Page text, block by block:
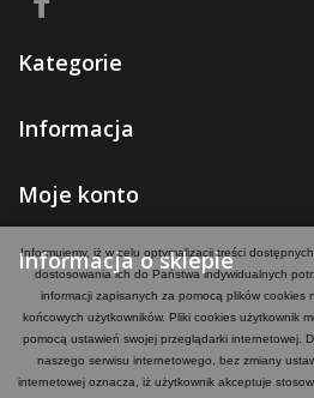
Informujemy, iż w celu optymalizacji treści dostępnych
dostosowania ich do Państwa indywidualnych
informacji zapisanych za pomocą plików cookies
końcowych użytkowników. Pliki cookies użytkownik
pomocą ustawień swojej przeglądarki internetowej.
naszego serwisu internetowego, bez zmiany
internetowej oznacza, iż użytkownik akceptuje
Kategorie
Informacja
Moje konto
Informacja o sklepie